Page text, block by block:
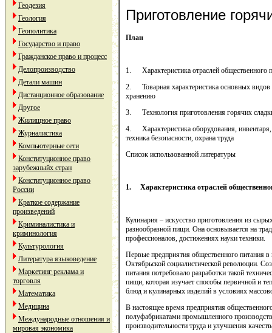
Геодезия
Геология
Геополитика
Государство и право
Гражданское право и процесс
Делопроизводство
Детали машин
Дистанционное образование
Другое
Жилищное право
Журналистика
Компьютерные сети
Конституционное право
зарубежныйх стран
Конституционное право
России
Краткое содержание
произведений
Криминалистика и
криминология
Культурология
Литература языковедение
Маркетинг реклама и
торговля
Математика
Медицина
Международные отношения и
мировая экономика
Приготовление
План
1. Характеристика отраслей общественного
2. Товарная характеристика основных видов
хранению
3. Технология приготовления горячих
4. Характеристика оборудования,
техника безопасности, охрана труда
Список использованной литературы
1. Характеристика отраслей
Кулинария – искусство приготовления из
разнообразной пищи. Она основывается на
профессионалов, достижениях науки техники.
Первые предприятия общественного питания
Октябрьской социалистической революции.
питания потребовало разработки такой
пищи, которая изучает способы первичной и
блюд и кулинарных изделий в условиях
В настоящее время предприятия
полуфабрикатами промышленного
производительности труда и улучшения